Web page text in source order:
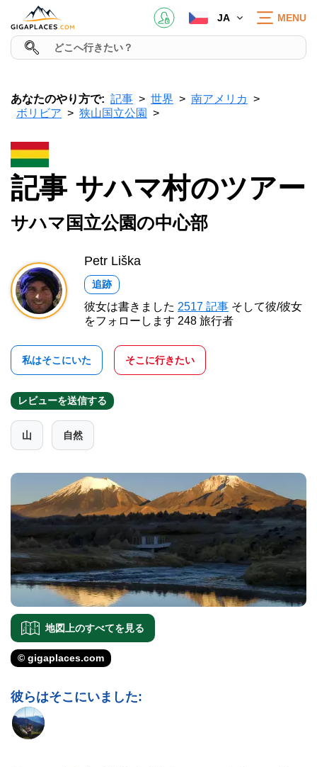
JA MENU
あなたのやり方で: 記事 世界
南アメリカ
ボリビア
狭山国立公園
記事 サハマ村のツアー
サハマ国立公園の中心部
Petr Liška
追跡
彼女は書きました 2517 記事 そして彼/彼女
をフォローします 248 旅行者
私はそこにいた そこに行きたい
レビューを送信する
山 自然
地図上のすべてを見る
© gigaplaces.com
彼らはそこにいました: